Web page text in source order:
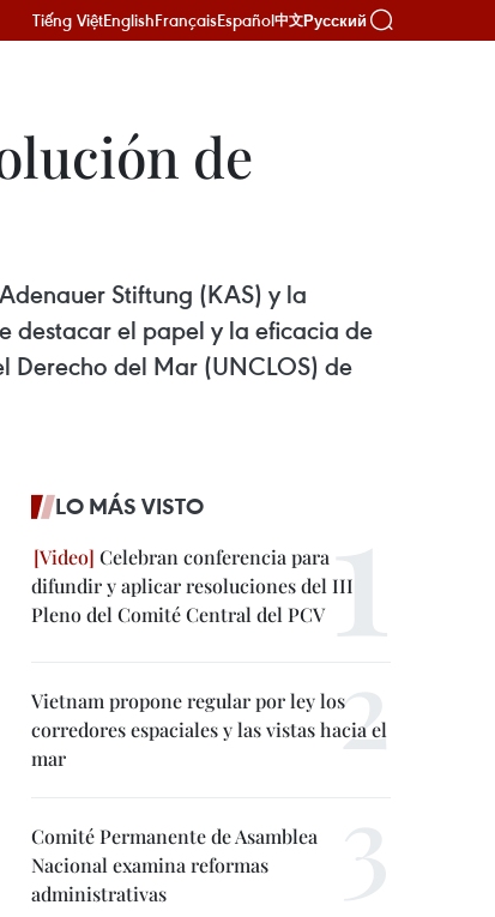
Tiếng ViệtEnglishFrançaisEspañol中文Русский
de
Stiftung (KAS) y la
destacar el papel y la eficacia de
Derecho del Mar (UNCLOS) de
LO MÁS VISTO
Celebran conferencia para
difundir y aplicar resoluciones del III
Pleno del Comité Central del PCV
Vietnam propone regular por ley los
corredores espaciales y las vistas hacia el
mar
Comité Permanente de Asamblea
Nacional examina reformas
administrativas